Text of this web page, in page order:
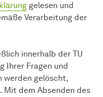
gelesen und
Verarbeitung der
innerhalb der TU
Ihrer Fragen und
werden gelöscht,
Mit dem Absenden des